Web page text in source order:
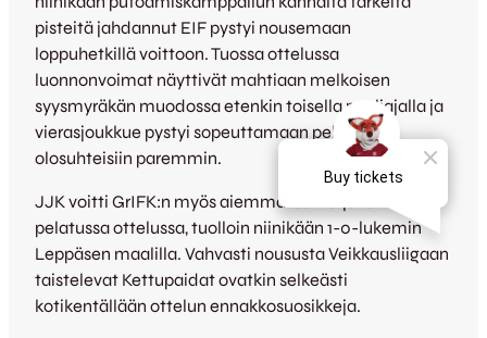
pisteitä jahdannut EIF pystyi nousemaan
loppuhetkillä voittoon. Tuossa ottelussa
luonnonvoimat näyttivät mahtiaan melkoisen
syysmyräkän muodossa etenkin toisella puoliajalla ja
vierasjoukkue pystyi sopeuttamaan peliään
olosuhteisiin paremmin.
JJK voitti GrIFK:n myös aiemmassa Harjulla
pelatussa ottelussa, tuolloin niinikään 1-0-lukemin
Leppäsen maalilla. Vahvasti noususta Veikkausliigaan
taistelevat Kettupaidat ovatkin selkeästi
kotikentällään ottelun ennakkosuosikkeja.